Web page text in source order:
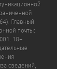
Главный
почты:
18+
сведений,